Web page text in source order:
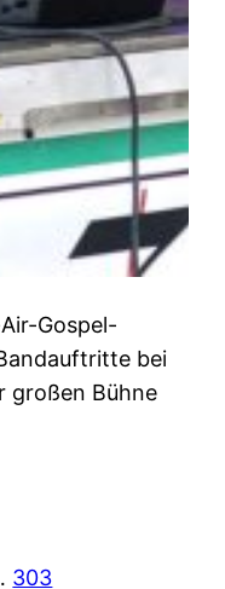
Gospel-
bei
großen Bühne
303